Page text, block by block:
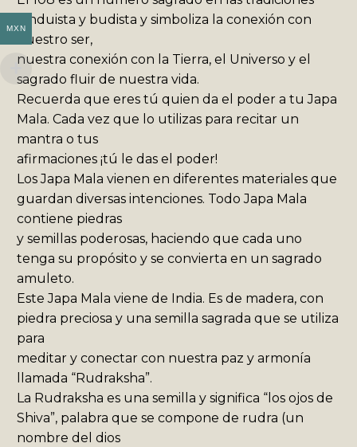
hinduista y budista y simboliza la conexión con
nuestro ser,
nuestra conexión con la Tierra, el Universo y el
sagrado fluir de nuestra vida.
Recuerda que eres tú quien da el poder a tu Japa
Mala. Cada vez que lo utilizas para recitar un
mantra o tus
afirmaciones ¡tú le das el poder!
Los Japa Mala vienen en diferentes materiales que
guardan diversas intenciones. Todo Japa Mala
contiene piedras
y semillas poderosas, haciendo que cada uno
tenga su propósito y se convierta en un sagrado
amuleto.
Este Japa Mala viene de India. Es de madera, con
piedra preciosa y una semilla sagrada que se utiliza
para
meditar y conectar con nuestra paz y armonía
llamada “Rudraksha”.
La Rudraksha es una semilla y significa “los ojos de
Shiva”, palabra que se compone de rudra (un
nombre del dios
MXN